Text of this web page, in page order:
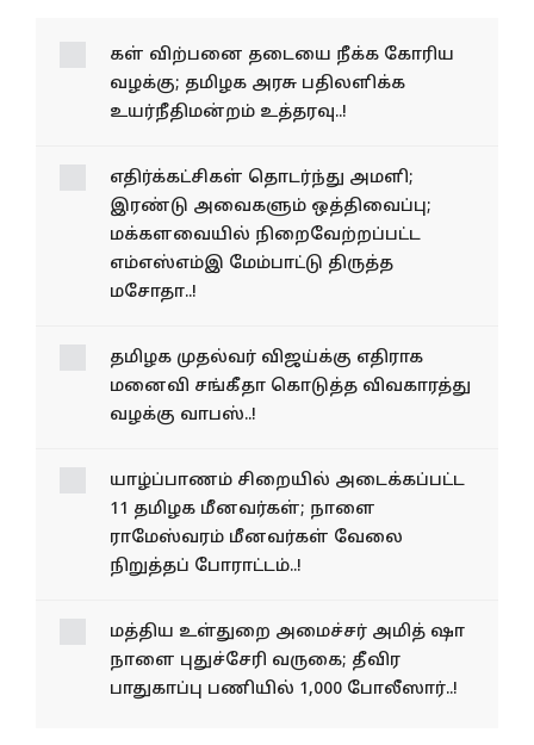
கள் விற்பனை தடையை நீக்க கோரிய
வழக்கு; தமிழக அரசு பதிலளிக்க
உயர்நீதிமன்றம் உத்தரவு..!
எதிர்க்கட்சிகள் தொடர்ந்து அமளி;
இரண்டு அவைகளும் ஒத்திவைப்பு;
மக்களவையில் நிறைவேற்றப்பட்ட
எம்எஸ்எம்இ மேம்பாட்டு திருத்த
மசோதா..!
தமிழக முதல்வர் விஜய்க்கு எதிராக
மனைவி சங்கீதா கொடுத்த விவகாரத்து
வழக்கு வாபஸ்..!
யாழ்ப்பாணம் சிறையில் அடைக்கப்பட்ட
11 தமிழக மீனவர்கள்; நாளை
ராமேஸ்வரம் மீனவர்கள் வேலை
நிறுத்தப் போராட்டம்..!
மத்திய உள்துறை அமைச்சர் அமித் ஷா
நாளை புதுச்சேரி வருகை; தீவிர
பாதுகாப்பு பணியில் 1,000 போலீஸார்..!